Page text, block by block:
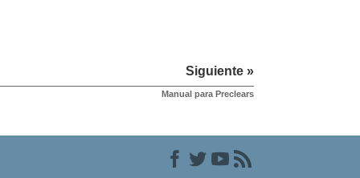
Siguiente »
Manual para Preclears